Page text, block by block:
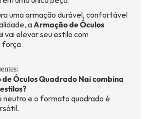
uma armação durável, confortável
aArmação de Óculos
vai elevar seu estilo com
força.
de Óculos Quadrado Nai combina
neutro e o formato quadrado é